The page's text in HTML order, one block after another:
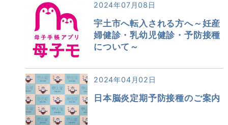
2024年07月08日
宇土市へ転入される方へ～妊産
婦健診・乳幼児健診・予防接種
について～
2024年04月02日
日本脳炎定期予防接種のご案内